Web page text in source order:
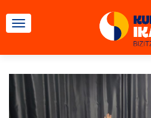
CAMBIAR NAVEGACIÓN